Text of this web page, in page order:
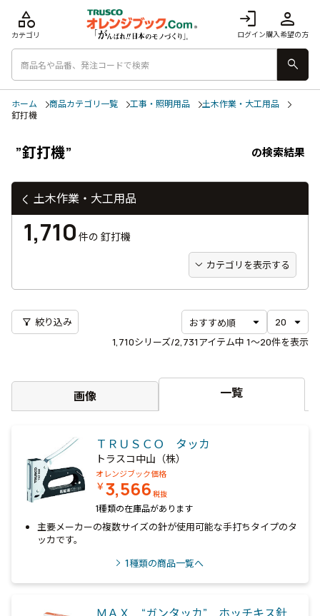
login
ログイン
person
購入希望の方
category
カテゴリ
search
ホーム 商品カテゴリ一覧 工事・照明用品
土木作業・大工用品
釘打機
”釘打機” の検索結果
1,710シリーズ/2,731アイテム中 1〜20件を表示
filter_alt 絞り込み
画像 一覧
ＴＲＵＳＣＯ タッカ
トラスコ中山（株）
オレンジブック価格
￥3,566 税抜
1種類の在庫品があります
主要メーカーの複数サイズの針が使用可能な手打ちタイプのタ
ッカです。
1種類の商品一覧へ
土木作業・大工用品
1,710 件の 釘打機
カテゴリを表示する